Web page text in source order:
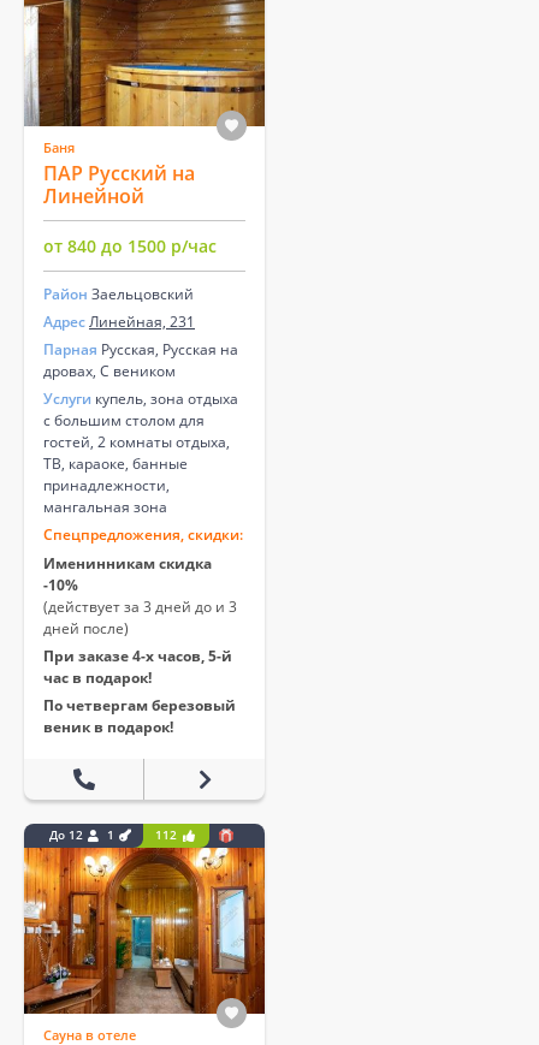
Баня
ПАР Русский на
Линейной
от 840 до 1500 р/час
Район Заельцовский
АдресЛинейная, 231
Парная Русская, Русская на
дровах, С веником
Услуги купель, зона отдыха
с большим столом для
гостей, 2 комнаты отдыха,
ТВ, караоке, банные
принадлежности,
мангальная зона
Спецпредложения, скидки:
Именинникам скидка
-10%
(действует за 3 дней до и 3
дней после)
При заказе 4-х часов, 5-й
час в подарок!
По четвергам березовый
веник в подарок!
До 12 1 112
Сауна в отеле